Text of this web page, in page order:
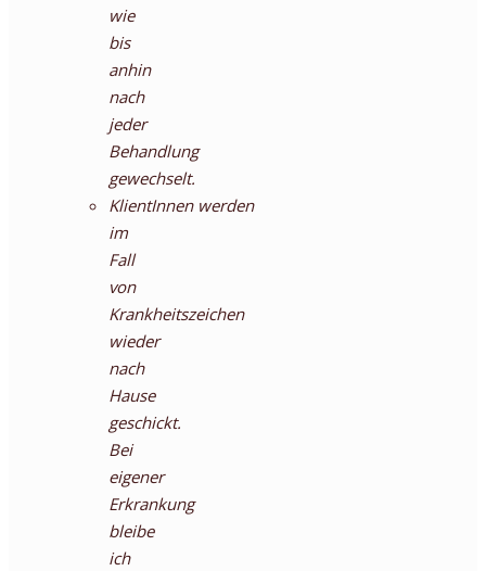
wie
bis
anhin
nach
jeder
Behandlung
gewechselt.
KlientInnen werden
im
Fall
von
Krankheitszeichen
wieder
nach
Hause
geschickt.
Bei
eigener
Erkrankung
bleibe
ich